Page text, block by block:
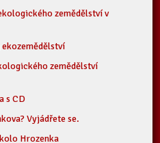
zemědělství v
zemědělství
s CD
Vyjádřete se.
Hrozenka